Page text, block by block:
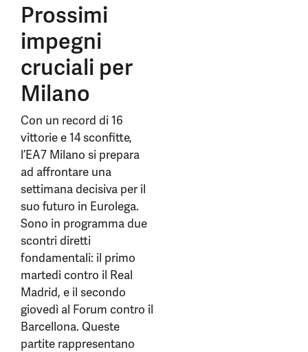
Prossimi
impegni
cruciali per
Milano
Con un record di 16
vittorie e 14 sconfitte,
l’EA7 Milano si prepara
ad affrontare una
settimana decisiva per il
suo futuro in Eurolega.
Sono in programma due
scontri diretti
fondamentali: il primo
martedì contro il Real
Madrid, e il secondo
giovedì al Forum contro il
Barcellona. Queste
partite rappresentano